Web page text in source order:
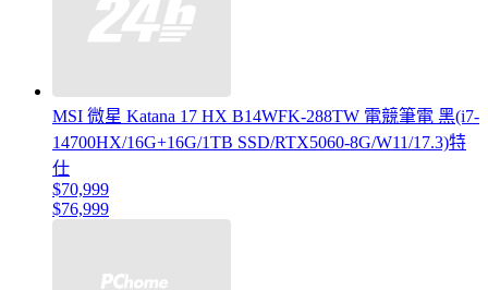
MSI 微星 Katana 17 HX B14WFK-288TW 電競筆電 黑(i7-
14700HX/16G+16G/1TB SSD/RTX5060-8G/W11/17.3)特
仕
$70,999
$76,999